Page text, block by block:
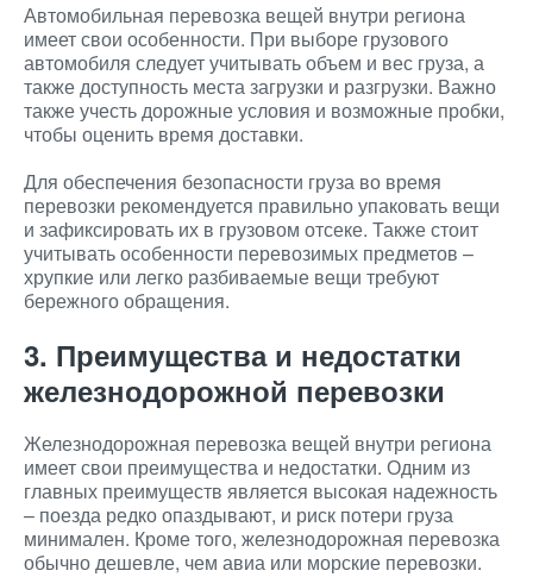
Автомобильная перевозка вещей внутри региона
имеет свои особенности. При выборе грузового
автомобиля следует учитывать объем и вес груза, а
также доступность места загрузки и разгрузки. Важно
также учесть дорожные условия и возможные пробки,
чтобы оценить время доставки.
Для обеспечения безопасности груза во время
перевозки рекомендуется правильно упаковать вещи
и зафиксировать их в грузовом отсеке. Также стоит
учитывать особенности перевозимых предметов –
хрупкие или легко разбиваемые вещи требуют
бережного обращения.
3. Преимущества и недостатки
железнодорожной перевозки
Железнодорожная перевозка вещей внутри региона
имеет свои преимущества и недостатки. Одним из
главных преимуществ является высокая надежность
– поезда редко опаздывают, и риск потери груза
минимален. Кроме того, железнодорожная перевозка
обычно дешевле, чем авиа или морские перевозки.